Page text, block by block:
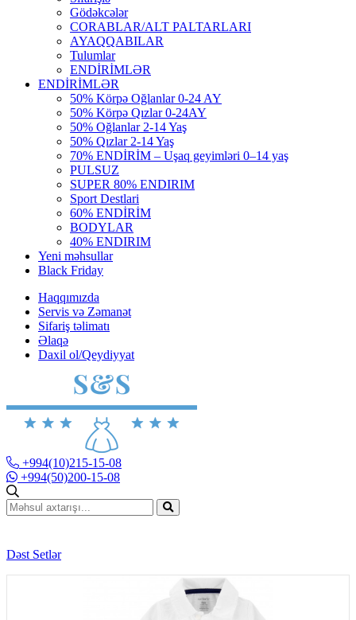
Gödəkcələr
CORABLAR/ALT PALTARLARI
AYAQQABILAR
Tulumlar
ENDİRİMLƏR
ENDİRİMLƏR
50% Körpə Oğlanlar 0-24 AY
50% Körpə Qızlar 0-24AY
50% Oğlanlar 2-14 Yaş
50% Qızlar 2-14 Yaş
70% ENDİRİM – Uşaq geyimləri 0–14 yaş
PULSUZ
SUPER 80% ENDIRIM
Sport Destlari
60% ENDİRİM
BODYLAR
40% ENDIRIM
Yeni məhsullar
Black Friday
Haqqımızda
Servis və Zəmanət
Sifariş təlimatı
Əlaqə
Daxil ol/Qeydiyyat
+994(10)215-15-08
+994(50)200-15-08
Dəst Setlər